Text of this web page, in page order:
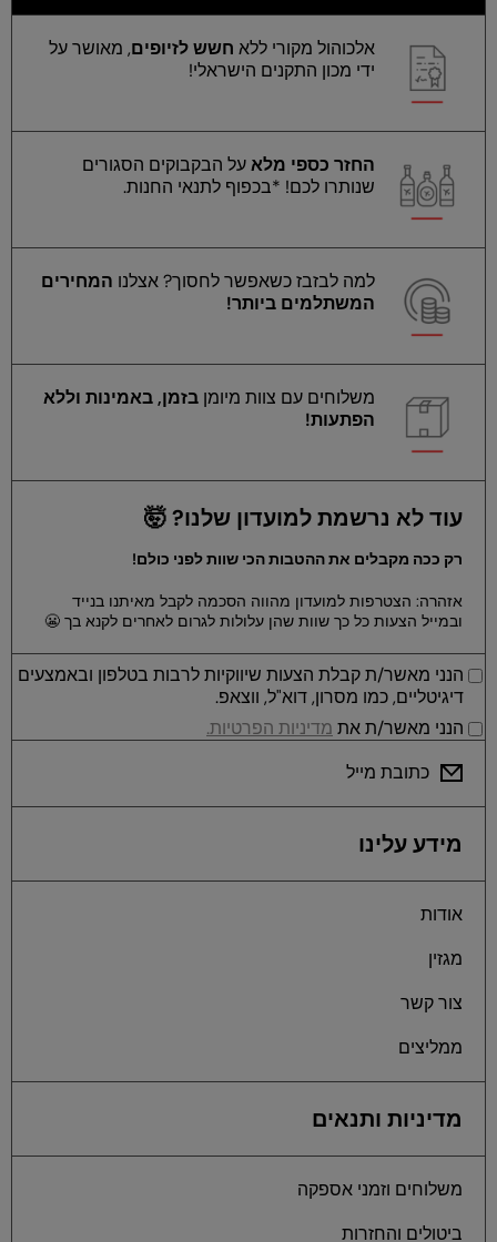
אלכוהול מקורי ללא חשש לזיופים, מאושר על
ידי מכון התקנים הישראלי!
החזר כספי מלאעל הבקבוקים הסגורים
שנותרו לכם! *בכפוף לתנאי החנות.
למה לבזבז כשאפשר לחסוך? אצלנו המחירים
המשתלמים ביותר!
משלוחים עם צוות מיומן בזמן, באמינות וללא
הפתעות!
עוד לא נרשמת למועדון שלנו? 🤯
רק ככה מקבלים את ההטבות הכי שוות לפני כולם!
אזהרה: הצטרפות למועדון מהווה הסכמה לקבל מאיתנו בנייד
ובמייל הצעות כל כך שוות שהן עלולות לגרום לאחרים לקנא בך 😬
הנני מאשר/ת קבלת הצעות שיווקיות לרבות בטלפון ובאמצעים
דיגיטליים, כמו מסרון, דוא"ל, ווצאפ.
הנני מאשר/ת את מדיניות הפרטיות.
כתובת מייל
מידע עלינו
אודות
מגזין
צור קשר
ממליצים
מדיניות ותנאים
משלוחים וזמני אספקה
ביטולים והחזרות